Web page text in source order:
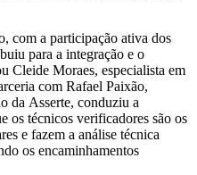
com a participação ativa dos
para a integração e o
Cleide Moraes, especialista em
com Rafael Paixão,
da Asserte, conduziu a
os técnicos verificadores são os
e fazem a análise técnica
os encaminhamentos